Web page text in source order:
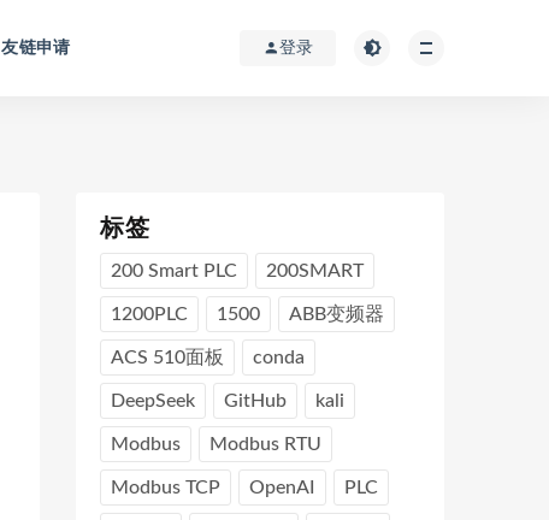
友链申请 登录
标签
200 Smart PLC 200SMART
1200PLC 1500 ABB变频器
ACS 510面板 conda
DeepSeek GitHub kali
Modbus Modbus RTU
Modbus TCP OpenAI PLC